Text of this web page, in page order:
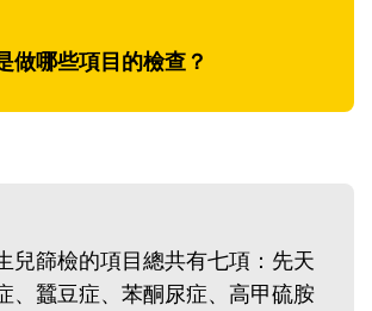
做哪些項目的檢查？
兒篩檢的項目總共有七項：先天
、蠶豆症、苯酮尿症、高甲硫胺